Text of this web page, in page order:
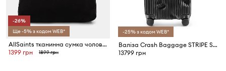
-26%
Ще -5% з кодом WEB*
AllSaints тканинна сумка чоловіча бавовняна
1399 грн
1899 грн
-25% з кодом WEB*
Валіза Crash Baggage STRIPE Small SIze 55x36x20 см
13799 грн